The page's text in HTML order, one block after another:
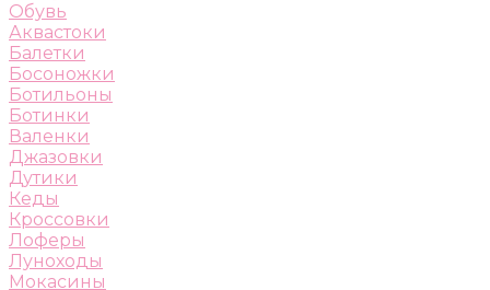
Обувь
Аквастоки
Балетки
Босоножки
Ботильоны
Ботинки
Валенки
Джазовки
Дутики
Кеды
Кроссовки
Лоферы
Луноходы
Мокасины